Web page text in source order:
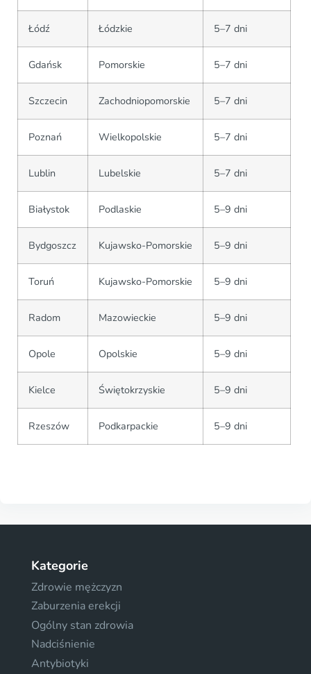
Łódź Łódzkie 5–7 dni
Gdańsk Pomorskie 5–7 dni
Szczecin Zachodniopomorskie 5–7 dni
Poznań Wielkopolskie 5–7 dni
Lublin Lubelskie 5–7 dni
Białystok Podlaskie 5–9 dni
Bydgoszcz Kujawsko-Pomorskie 5–9 dni
Toruń Kujawsko-Pomorskie 5–9 dni
Radom Mazowieckie 5–9 dni
Opole Opolskie 5–9 dni
Kielce Świętokrzyskie 5–9 dni
Rzeszów Podkarpackie 5–9 dni
Kategorie
Zdrowie mężczyzn
Zaburzenia erekcji
Ogólny stan zdrowia
Nadciśnienie
Antybiotyki